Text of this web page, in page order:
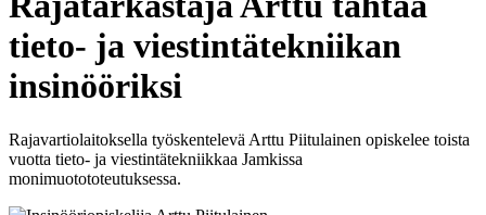
tieto- ja viestintätekniikan
insinööriksi
Rajavartiolaitoksella työskentelevä Arttu Piitulainen opiskelee toista
vuotta tieto- ja viestintätekniikkaa Jamkissa
monimuotototeutuksessa.